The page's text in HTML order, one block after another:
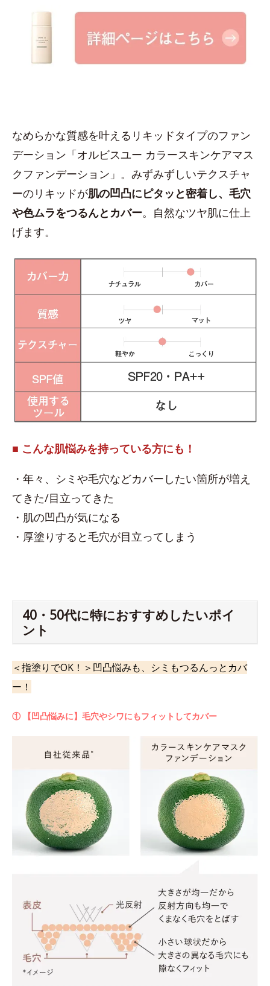
なめらかな質感を叶えるリキッドタイプのファン
デーション「オルビスユー カラースキンケアマス
クファンデーション」。みずみずしいテクスチャ
ーのリキッドが肌の凹凸にピタッと密着し、毛穴
や色ムラをつるんとカバー。自然なツヤ肌に仕上
げます。
■ こんな肌悩みを持っている方にも！
・年々、シミや毛穴などカバーしたい箇所が増え
てきた/目立ってきた
・肌の凹凸が気になる
・厚塗りすると毛穴が目立ってしまう
40・50代に特におすすめしたいポイ
ント
＜指塗りでOK！＞凹凸悩みも、シミもつるんっとカバ
ー！
① 【凹凸悩みに】毛穴やシワにもフィットしてカバー